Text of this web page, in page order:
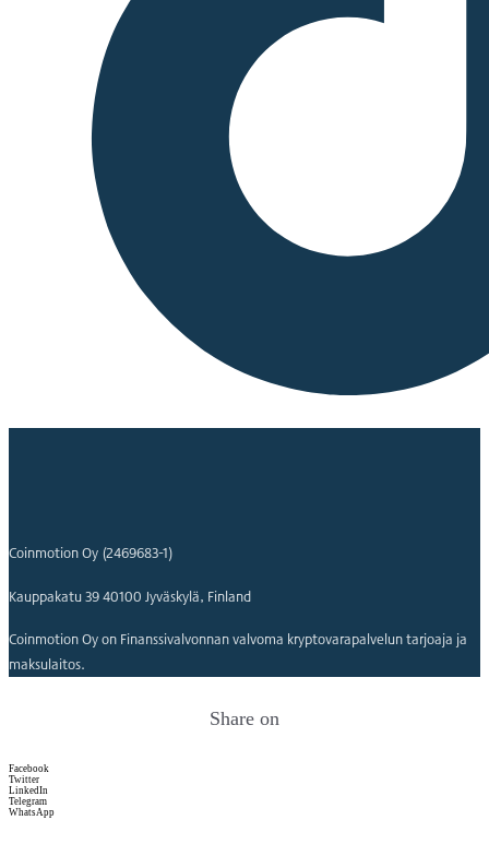
Coinmotion Oy (2469683-1)
Kauppakatu 39 40100 Jyväskylä, Finland
Coinmotion Oy on Finanssivalvonnan valvoma kryptovarapalvelun tarjoaja ja
maksulaitos.
Share on
Facebook
Twitter
LinkedIn
Telegram
WhatsApp